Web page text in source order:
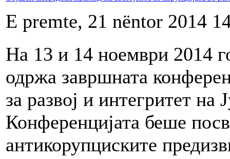
E premte, 21 nëntor 2014
На 13 и 14 ноември 2014
одржа завршната
за развој и интегритет на
Конференцијата беше
антикорупциските